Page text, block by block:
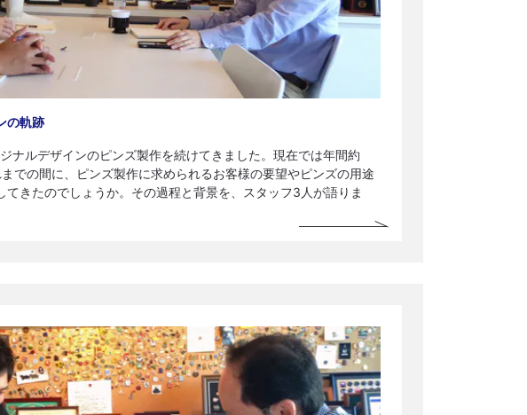
の軌跡
ナルデザインのピンズ製作を続けてきました。現在では年間約
での間に、ピンズ製作に求められるお客様の要望やピンズの用途
きたのでしょうか。その過程と背景を、スタッフ3人が語りま